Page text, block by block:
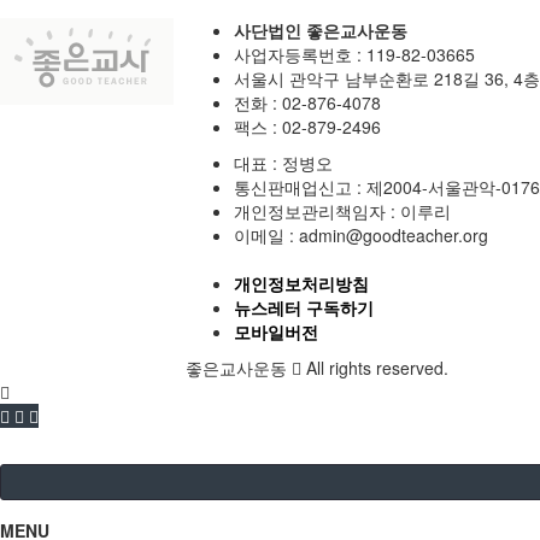
사단법인 좋은교사운동
사업자등록번호 : 119-82-03665
서울시 관악구 남부순환로 218길 36, 4층
전화 : 02-876-4078
팩스 : 02-879-2496
대표 : 정병오
통신판매업신고 : 제2004-서울관악-
개인정보관리책임자 : 이루리
이메일 : admin@goodteacher.org
개인정보처리방침
뉴스레터 구독하기
모바일버전
좋은교사운동
All rights reserved.
MENU